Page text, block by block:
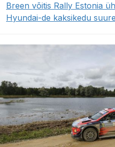
Breen võitis Rally Estonia
Hyundai-de kaksikedu